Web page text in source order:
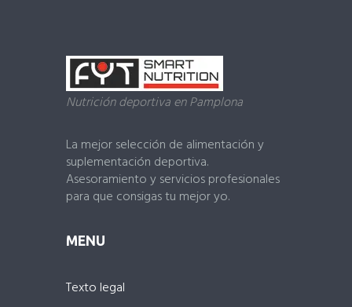
Nutrición deportiva en Pamplona
La mejor selección de alimentación y
suplementación deportiva.
Asesoramiento y servicios profesionales
para que consigas tu mejor yo.
MENU
Texto legal